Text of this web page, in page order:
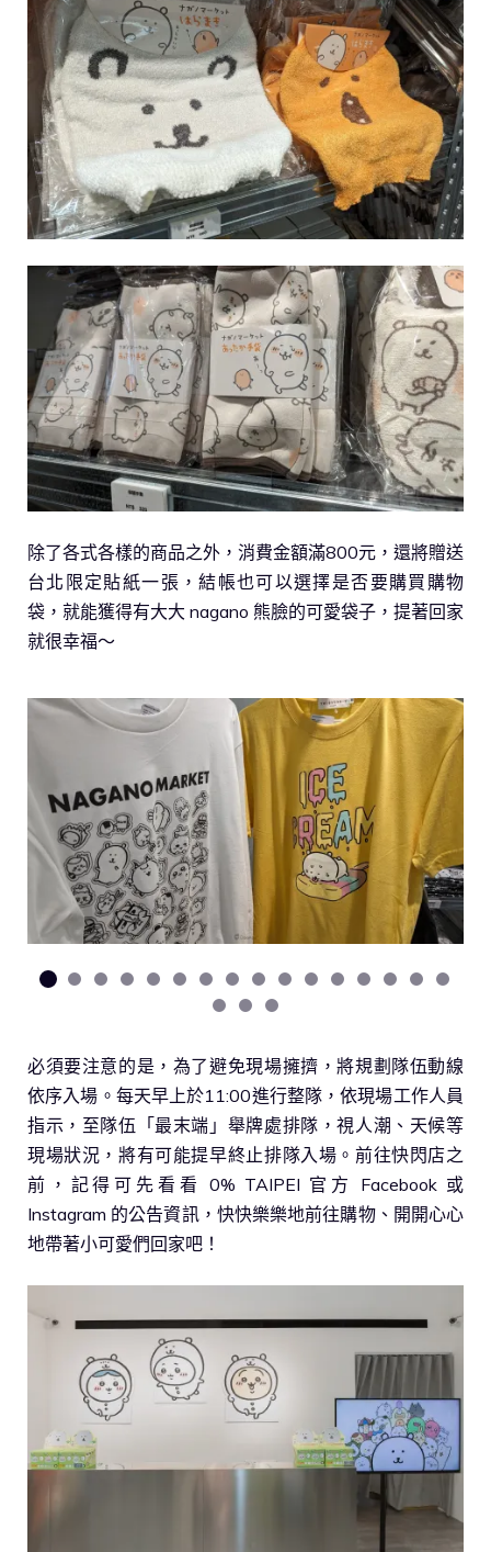
除了各式各樣的商品之外，消費金額滿800元，還將贈送
台北限定貼紙一張，結帳也可以選擇是否要購買購物
袋，就能獲得有大大 nagano 熊臉的可愛袋子，提著回家
就很幸福～
必須要注意的是，為了避免現場擁擠，將規劃隊伍動線
依序入場。每天早上於11:00進行整隊，依現場工作人員
指示，至隊伍「最末端」舉牌處排隊，視人潮、天候等
現場狀況，將有可能提早終止排隊入場。前往快閃店之
前，記得可先看看 0% TAIPEI 官方 Facebook 或
Instagram 的公告資訊，快快樂樂地前往購物、開開心心
地帶著小可愛們回家吧！